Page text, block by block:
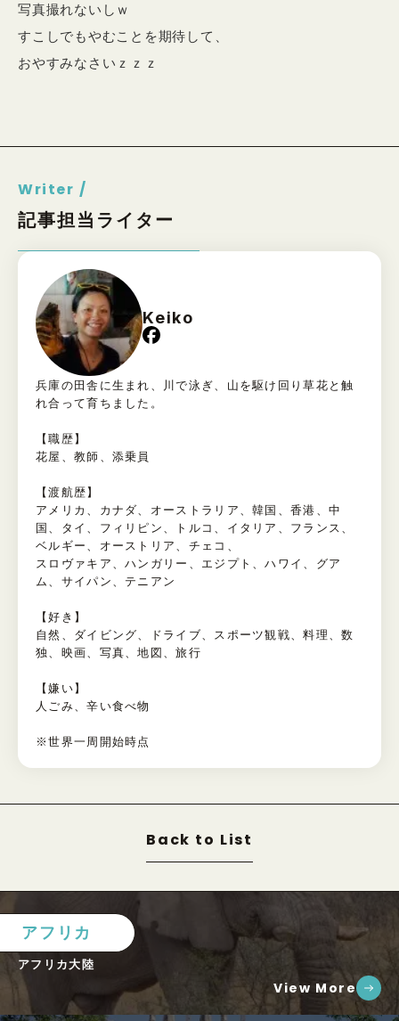
写真撮れないしｗ
すこしでもやむことを期待して、
おやすみなさいｚｚｚ
Writer /
記事担当ライター
Keiko
兵庫の田舎に生まれ、川で泳ぎ、山を駆け回り草花と触
れ合って育ちました。
【職歴】
花屋、教師、添乗員
【渡航歴】
アメリカ、カナダ、オーストラリア、韓国、香港、中
国、タイ、フィリピン、トルコ、イタリア、フランス、
ベルギー、オーストリア、チェコ、
スロヴァキア、ハンガリー、エジプト、ハワイ、グア
ム、サイパン、テニアン
【好き】
自然、ダイビング、ドライブ、スポーツ観戦、料理、数
独、映画、写真、地図、旅行
【嫌い】
人ごみ、辛い食べ物
※世界一周開始時点
Back to List
アフリカ
アフリカ大陸
View More